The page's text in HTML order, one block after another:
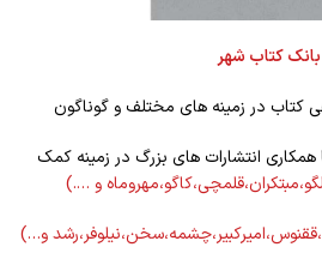
بانک کتاب شهر
کتاب در زمینه های مختلف و گوناگون
همکاری انتشارات های بزرگ در زمینه کمک
و ….)
و…)